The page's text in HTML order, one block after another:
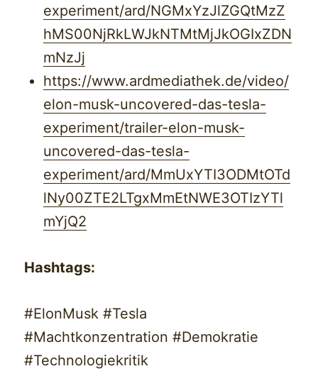
experiment/ard/NGMxYzJlZGQtMzZ
hMS00NjRkLWJkNTMtMjJkOGIxZDN
mNzJj
https://www.ardmediathek.de/video/
elon-musk-uncovered-das-tesla-
experiment/trailer-elon-musk-
uncovered-das-tesla-
experiment/ard/MmUxYTI3ODMtOTd
lNy00ZTE2LTgxMmEtNWE3OTIzYTl
mYjQ2
Hashtags:
#ElonMusk #Tesla
#Machtkonzentration #Demokratie
#Technologiekritik